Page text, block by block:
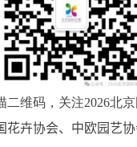
二维码，关注2026北京
花卉协会、中欧园艺协